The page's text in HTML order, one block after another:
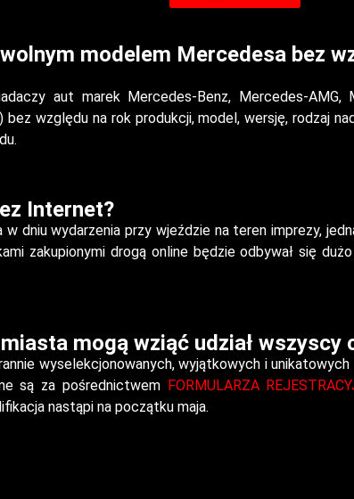
modelem Mercedesa bez
aut marek Mercedes-Benz, Mercedes-
bez względu na rok produkcji, model, wersję, rodzaj
Internet?
dniu wydarzenia przy wjeździe na teren imprezy,
zakupionymi drogą online będzie odbywał się
mogą wziąć udział wszyscy
wyselekcjonowanych, wyjątkowych i
są za pośrednictwem FORMULARZA
nastąpi na początku maja.